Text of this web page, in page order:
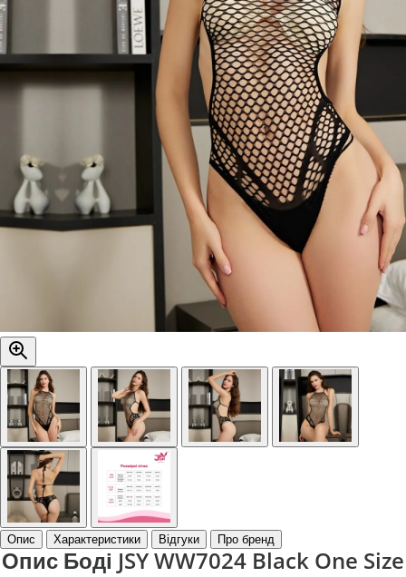
Опис Характеристики Відгуки Про бренд
Опис Боді JSY WW7024 Black One Size